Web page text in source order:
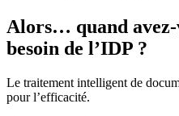
Alors… quand
besoin de l’IDP ?
Le traitement intelligent de
pour l’efficacité.